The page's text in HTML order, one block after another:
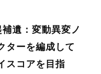
遺：変動異変ノ
ターを編成して
スコアを目指